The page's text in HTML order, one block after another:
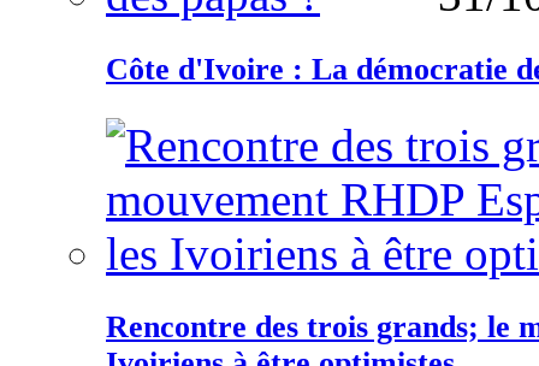
Côte d'Ivoire : La démocratie
Rencontre des trois grands; le